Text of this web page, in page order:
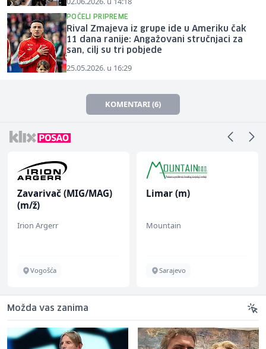
POČELI PRIPREME
Rival Zmajeva iz grupe ide u Ameriku čak
11 dana ranije: Angažovani stručnjaci za
san, cilj su tri pobjede
25.05.2026. u 16:29
KOMENTARI (6)
Zavarivač (MIG/MAG)
(m/ž)
Irion Argerr
Vogošća
Limar (m)
Mountain
Sarajevo
Možda vas zanima